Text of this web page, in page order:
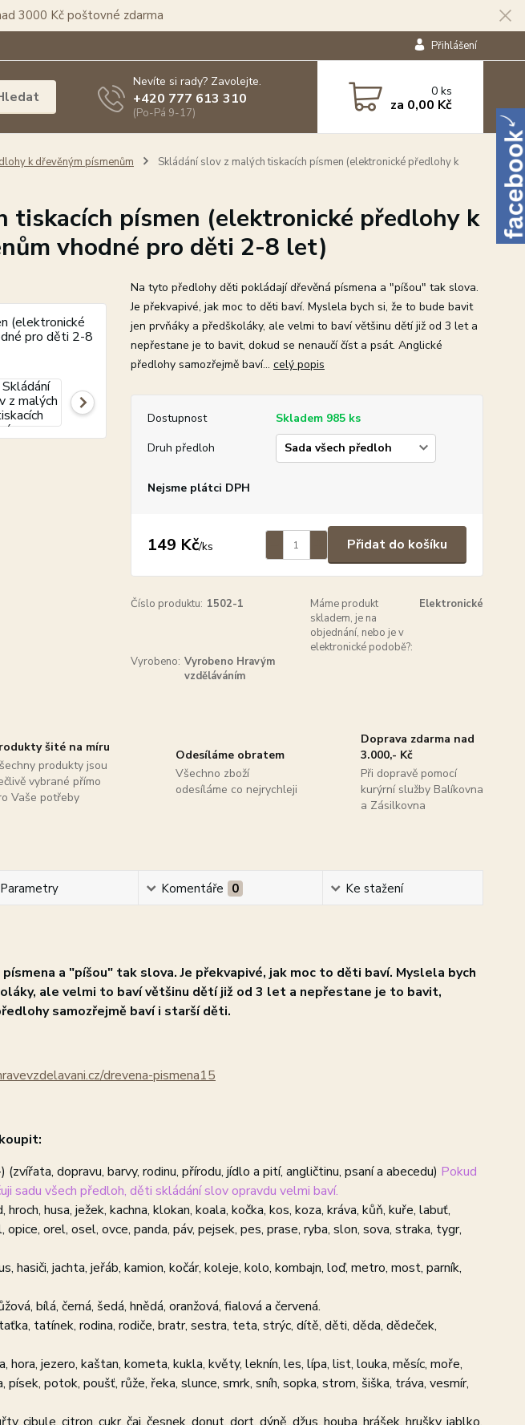
3000 Kč poštovné zdarma
Přihlášení
Nevíte si rady? Zavolejte.
+420 777 613 310
(Po-Pá 9-17)
0ks
za 0,00 Kč
k dřevěným písmenům
Skládání slov z malých tiskacích písmen (elektronické předlohy k
tiskacích písmen (elektronické předlohy k
vhodné pro děti 2-8 let)
Na tyto předlohy děti pokládají dřevěná písmena a "píšou" tak slova.
Je překvapivé, jak moc to děti baví. Myslela bych si, že to bude bavit
jen prvňáky a předškoláky, ale velmi to baví většinu dětí již od 3 let a
nepřestane je to bavit, dokud se nenaučí číst a psát. Anglické
předlohy samozřejmě baví... celý popis
Dostupnost
Skladem 985 ks
Druh předloh
Nejsme plátci DPH
149 Kč/ks Přidat do košíku
Číslo produktu: 1502-1
Máme produkt
skladem, je na
objednání, nebo je v
elektronické podobě?:
Elektronické
Vyrobeno: Vyrobeno Hravým
vzděláváním
šité na míru
produkty jsou
vybrané přímo
Vaše potřeby
Odesíláme obratem
Všechno zboží
odesíláme co nejrychleji
Doprava zdarma nad
3.000,- Kč
Při dopravě pomocí
kurýrní služby Balíkovna
a Zásilkovna
Parametry Komentáře 0 Ke stažení
a "píšou" tak slova. Je překvapivé, jak moc to děti baví. Myslela bych
ale velmi to baví většinu dětí již od 3 let a nepřestane je to bavit,
samozřejmě baví i starší děti.
drevena-pismena15
(zvířata, dopravu, barvy, rodinu, přírodu, jídlo a pití, angličtinu, psaní a abecedu) Pokud
sadu všech předloh, děti skládání slov opravdu velmi baví.
hroch, husa, ježek, kachna, klokan, koala, kočka, kos, koza, kráva, kůň, kuře, labuť,
orel, osel, ovce, panda, páv, pejsek, pes, prase, ryba, slon, sova, straka, tygr,
hasiči, jachta, jeřáb, kamion, kočár, koleje, kolo, kombajn, loď, metro, most, parník,
bílá, černá, šedá, hnědá, oranžová, fialová a červená.
tatínek, rodina, rodiče, bratr, sestra, teta, strýc, dítě, děti, děda, dědeček,
hora, jezero, kaštan, kometa, kukla, květy, leknín, les, lípa, list, louka, měsíc, moře,
písek, potok, poušť, růže, řeka, slunce, smrk, sníh, sopka, strom, šiška, tráva, vesmír,